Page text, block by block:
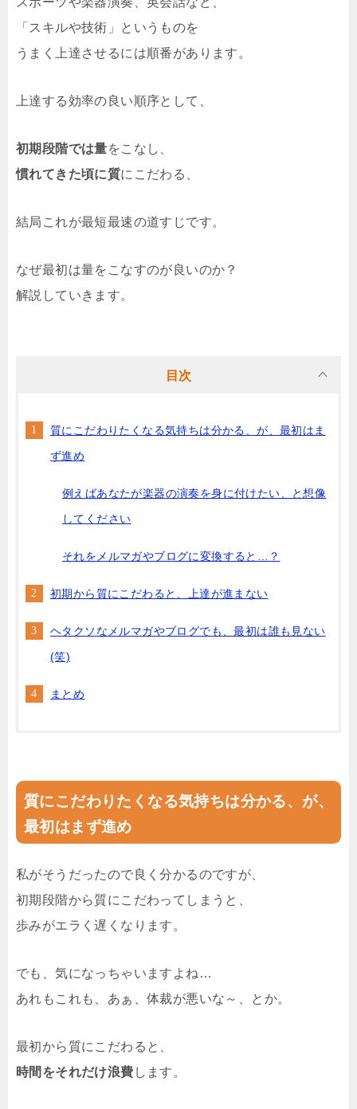
「スキルや技術」というものを
うまく上達させるには順番があります。
上達する効率の良い順序として、
初期段階では量をこなし、
慣れてきた頃に質にこだわる、
結局これが最短最速の道すじです。
なぜ最初は量をこなすのが良いのか？
解説していきます。
目次
質にこだわりたくなる気持ちは分かる、が、最初はま
ず進め
例えばあなたが楽器の演奏を身に付けたい、と想像
してください
それをメルマガやブログに変換すると…？
初期から質にこだわると、上達が進まない
ヘタクソなメルマガやブログでも、最初は誰も見ない
(笑)
まとめ
質にこだわりたくなる気持ちは分かる、が、
最初はまず進め
私がそうだったので良く分かるのですが、
初期段階から質にこだわってしまうと、
歩みがエラく遅くなります。
でも、気になっちゃいますよね…
あれもこれも、あぁ、体裁が悪いな～、とか。
最初から質にこだわると、
時間をそれだけ浪費 します。